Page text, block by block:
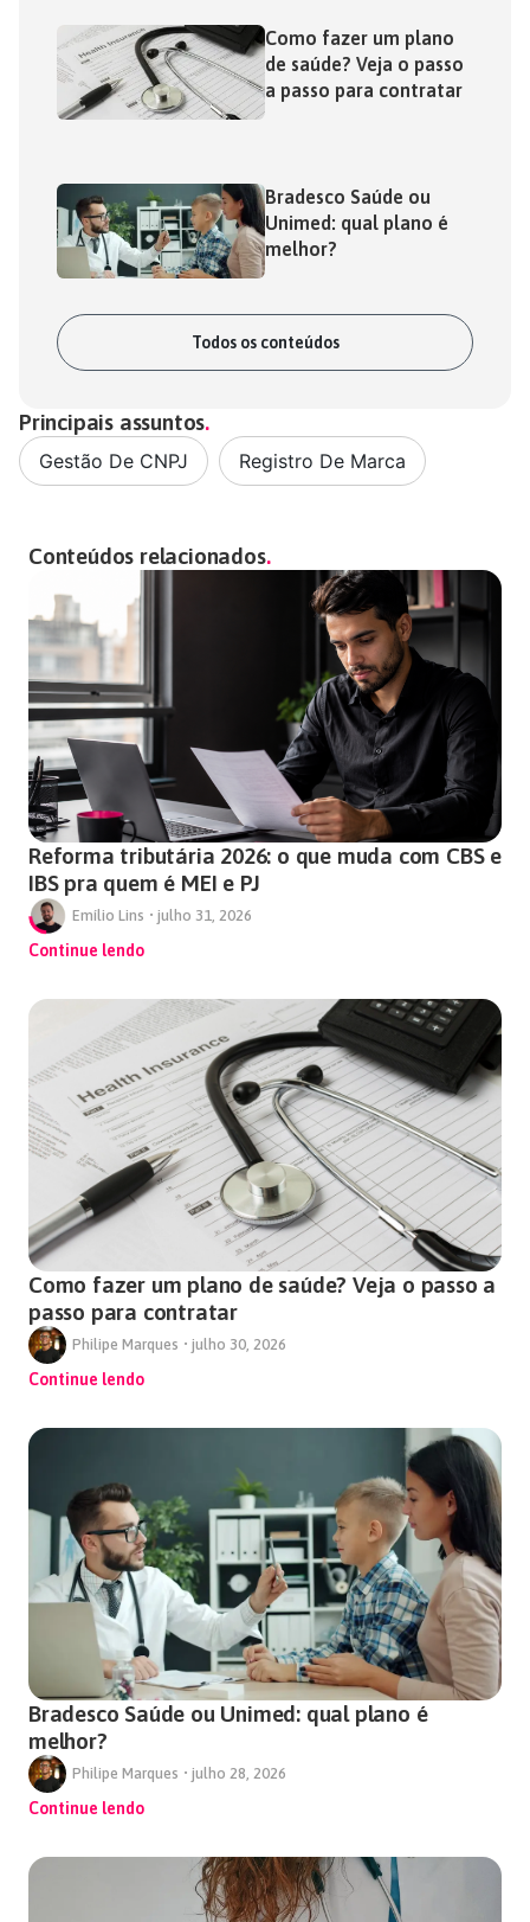
Como fazer um plano
de saúde? Veja o passo
a passo para contratar
Bradesco Saúde ou
Unimed: qual plano é
melhor?
Todos os conteúdos
Principais assuntos
Gestão De CNPJ Registro De Marca
Conteúdos relacionados
Reforma tributária 2026: o que muda com CBS e
IBS pra quem é MEI e PJ
Emílio Lins • julho 31, 2026
Continue lendo
Como fazer um plano de saúde? Veja o passo a
passo para contratar
Philipe Marques • julho 30, 2026
Continue lendo
Bradesco Saúde ou Unimed: qual plano é
melhor?
Philipe Marques • julho 28, 2026
Continue lendo